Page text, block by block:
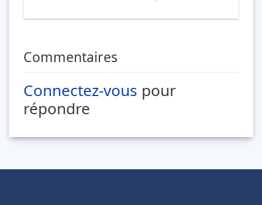
Commentaires
Connectez-vous pour
répondre